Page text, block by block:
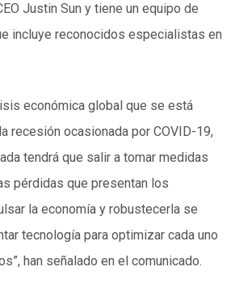
Justin Sun y tiene un equipo de
incluye reconocidos especialistas en
económica global que se está
recesión ocasionada por COVID-19,
tendrá que salir a tomar medidas
pérdidas que presentan los
la economía y robustecerla se
tecnología para optimizar cada uno
han señalado en el comunicado.